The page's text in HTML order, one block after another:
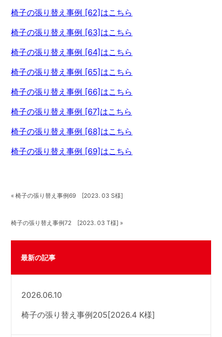
椅子の張り替え事例 [62]はこちら
椅子の張り替え事例 [63]はこちら
椅子の張り替え事例 [64]はこちら
椅子の張り替え事例 [65]はこちら
椅子の張り替え事例 [66]はこちら
椅子の張り替え事例 [67]はこちら
椅子の張り替え事例 [68]はこちら
椅子の張り替え事例 [69]はこちら
« 椅子の張り替え事例69 [2023. 03 S様]
椅子の張り替え事例72 [2023. 03 T様] »
最新の記事
2026.06.10
椅子の張り替え事例205[2026.4 K様]